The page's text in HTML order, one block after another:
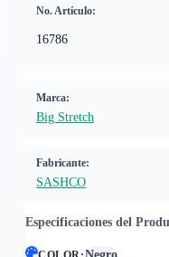
No. Artículo:
16786
Marca:
Big Stretch
Fabricante:
SASHCO
Especificaciones del